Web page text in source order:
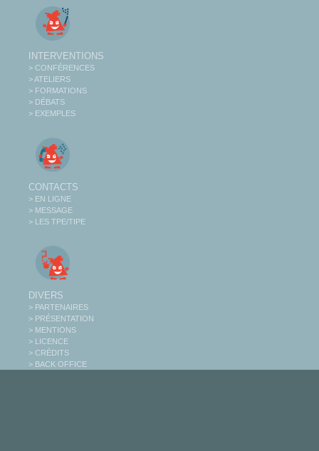
INTERVENTIONS
> CONFÉRENCES
> ATELIERS
> FORMATIONS
> DÉBATS
> EXEMPLES
CONTACTS
> EN LIGNE
> MESSAGE
> LES TPE/TIPE
DIVERS
> PARTENAIRES
> PRÉSENTATION
> MENTIONS
> LICENCE
> CRÉDITS
> BACK OFFICE